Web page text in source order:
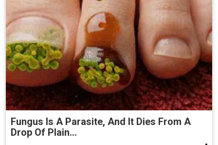
Fungus Is A Parasite, And It Dies From A
Drop Of Plain...